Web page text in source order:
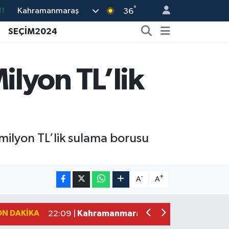
Kahramanmaraş 36°
SEÇİM2024
TL’lik
TL’lik sulama borusu
A- A+
DAKIKA
12:18 |Kahramanmaraş'ta Kasten Öldürme
09:11 |Çerçeve Yasa Adalet
22:09 |
Kahramanmaraş'ta Uluslararası
Kahramanmaraş'ta Pusula Maraş